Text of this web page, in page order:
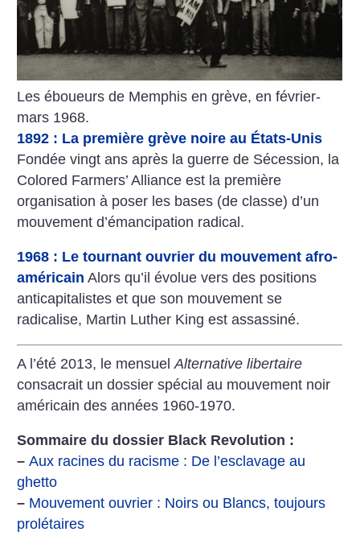
Les éboueurs de Memphis en grève, en février-
mars 1968.
1892 : La première grève noire au États-Unis
Fondée vingt ans après la guerre de Sécession, la
Colored Farmers’ Alliance est la première
organisation à poser les bases (de classe) d’un
mouvement d’émancipation radical.
‪1968 : Le tournant ouvrier du mouvement afro-
américain‬ Alors qu’il évolue vers des positions
anticapitalistes et que son mouvement se
radicalise, Martin Luther King est assassiné.
A l’été 2013, le mensuelAlternative libertaire
consacrait un dossier spécial au mouvement noir
américain des années 1960-1970.
Sommaire du dossier Black Revolution :
– Aux racines du racisme : De l’esclavage au
ghetto
– Mouvement ouvrier : Noirs ou Blancs, toujours
prolétaires